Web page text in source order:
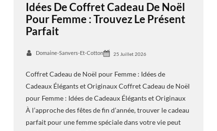
Idées De Coffret Cadeau De Noël
Pour Femme : Trouvez Le Présent
Parfait
Domaine-Sanvers-Et-Cotton 25 Juillet 2026
Coffret Cadeau de Noël pour Femme : Idées de
Cadeaux Élégants et Originaux Coffret Cadeau de Noël
pour Femme : Idées de Cadeaux Élégants et Originaux
À l’approche des fêtes de fin d’année, trouver le cadeau
parfait pour une femme spéciale dans votre vie peut